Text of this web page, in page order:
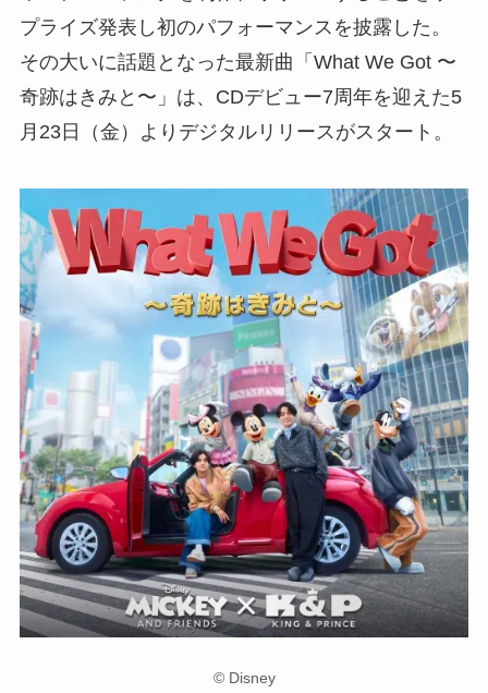
プライズ発表し初のパフォーマンスを披露した。
その大いに話題となった最新曲「What We Got 〜
奇跡はきみと〜」は、CDデビュー7周年を迎えた5
月23日（金）よりデジタルリリースがスタート。
© Disney